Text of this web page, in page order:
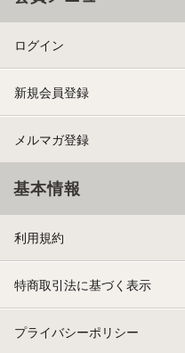
ログイン
新規会員登録
メルマガ登録
基本情報
利用規約
特商取引法に基づく表示
プライバシーポリシー